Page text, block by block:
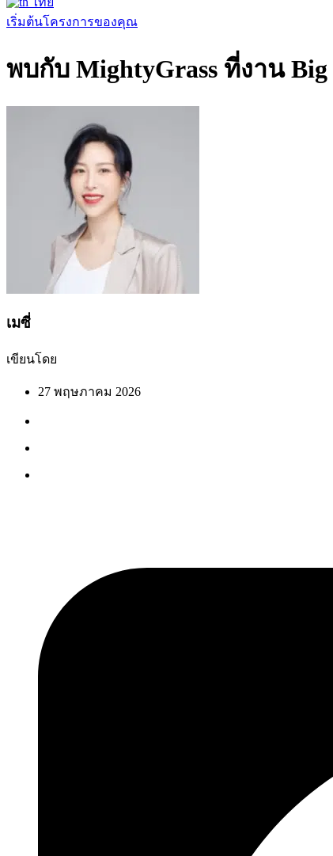
เริ่มต้นโครงการของคุณ
พบกับ MightyGrass ที่งาน Big
เมซี่
เขียนโดย
27 พฤษภาคม 2026